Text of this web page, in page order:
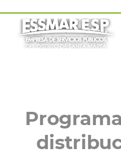
Navegación
principal
Inicio
Nosotros